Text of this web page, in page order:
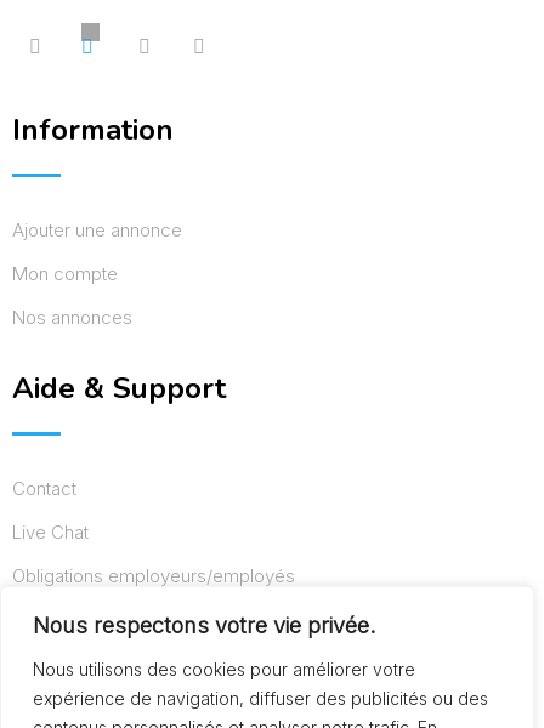
Nous respectons votre vie privée.
Nous utilisons des cookies pour améliorer votre
expérience de navigation, diffuser des publicités ou des
Information
Ajouter une annonce
Mon compte
Nos annonces
Aide & Support
Contact
Live Chat
Obligations employeurs/employés
Conditions d’utilisation
Mentions légales